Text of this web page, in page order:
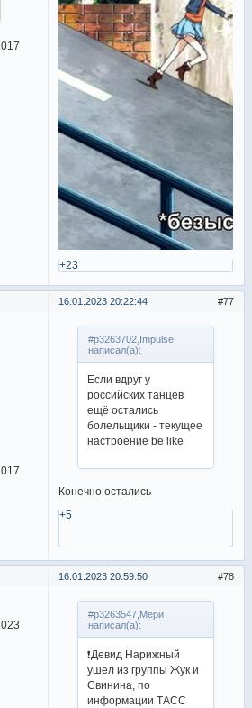
+23
77
16.01.2023 20:22:44
#p3263702,Impulse
написал(а):
Если вдруг у
российских танцев
ещё остались
болельщики - текущее
настроение be like
Конечно остались
+5
78
16.01.2023 20:59:50
#p3263547,Мери
написал(а):
❗Девид Нарижный
ушел из группы Жук и
Свинина, по
информации ТАСС